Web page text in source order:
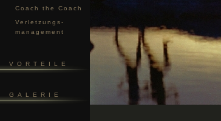
Coach the Coach
Verletzungs-
management
VORTEILE
GALERIE